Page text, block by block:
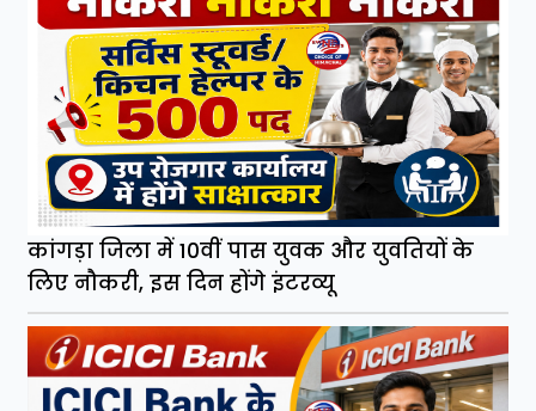
कांगड़ा जिला में 10वीं पास युवक और युवतियों के
लिए नौकरी, इस दिन होंगे इंटरव्यू